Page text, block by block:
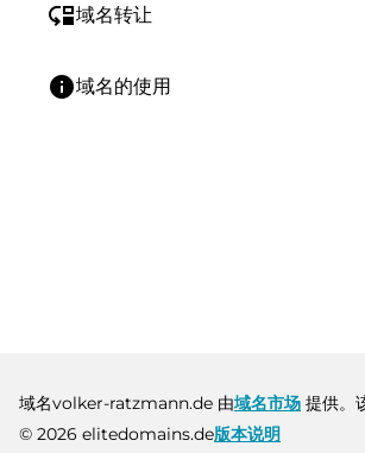
move_down域名转让
info域名的使用
域名volker-ratzmann.de 由域名市场 提供。
© 2026 elitedomains.de版本说明